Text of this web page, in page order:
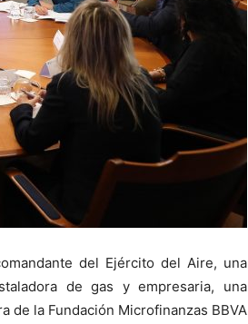
del Ejército del Aire, una
de gas y empresaria, una
de la Fundación Microfinanzas BBVA